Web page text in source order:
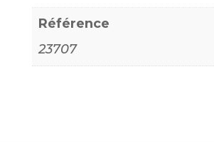
Référence
23707